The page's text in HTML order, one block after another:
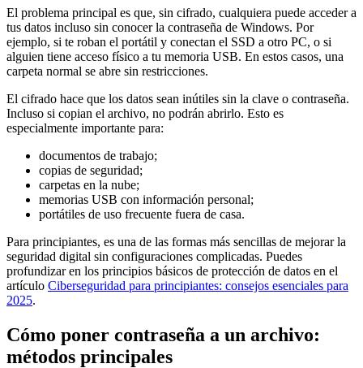
El problema principal es que, sin cifrado, cualquiera puede acceder a
tus datos incluso sin conocer la contraseña de Windows. Por
ejemplo, si te roban el portátil y conectan el SSD a otro PC, o si
alguien tiene acceso físico a tu memoria USB. En estos casos, una
carpeta normal se abre sin restricciones.
El cifrado hace que los datos sean inútiles sin la clave o contraseña.
Incluso si copian el archivo, no podrán abrirlo. Esto es
especialmente importante para:
documentos de trabajo;
copias de seguridad;
carpetas en la nube;
memorias USB con información personal;
portátiles de uso frecuente fuera de casa.
Para principiantes, es una de las formas más sencillas de mejorar la
seguridad digital sin configuraciones complicadas. Puedes
profundizar en los principios básicos de protección de datos en el
artículo Ciberseguridad para principiantes: consejos esenciales para
2025.
Cómo poner contraseña a un archivo:
métodos principales